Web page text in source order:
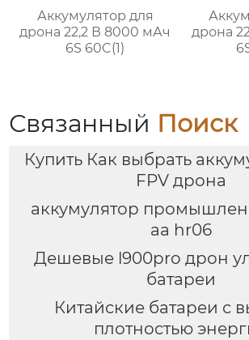
Аккумулятор для
дрона 22,2 В 8000 мАч
6S 60C(1)
дрона
Связанный Поиск
Купить Как выбрать
FPV дрона
аккумулятор
аа hr06
Дешевые l900pro дрон
батареи
Китайские батареи с
плотностью